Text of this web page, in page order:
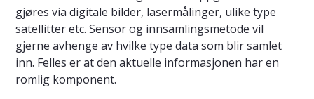
gjøres via digitale bilder, lasermålinger, ulike type
satellitter etc. Sensor og innsamlingsmetode vil
gjerne avhenge av hvilke type data som blir samlet
inn. Felles er at den aktuelle informasjonen har en
romlig komponent.